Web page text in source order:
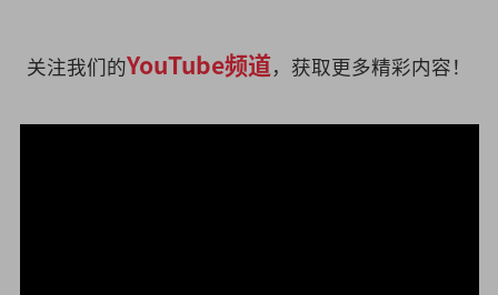
关注我们的YouTube频道，获取更多精彩内容！